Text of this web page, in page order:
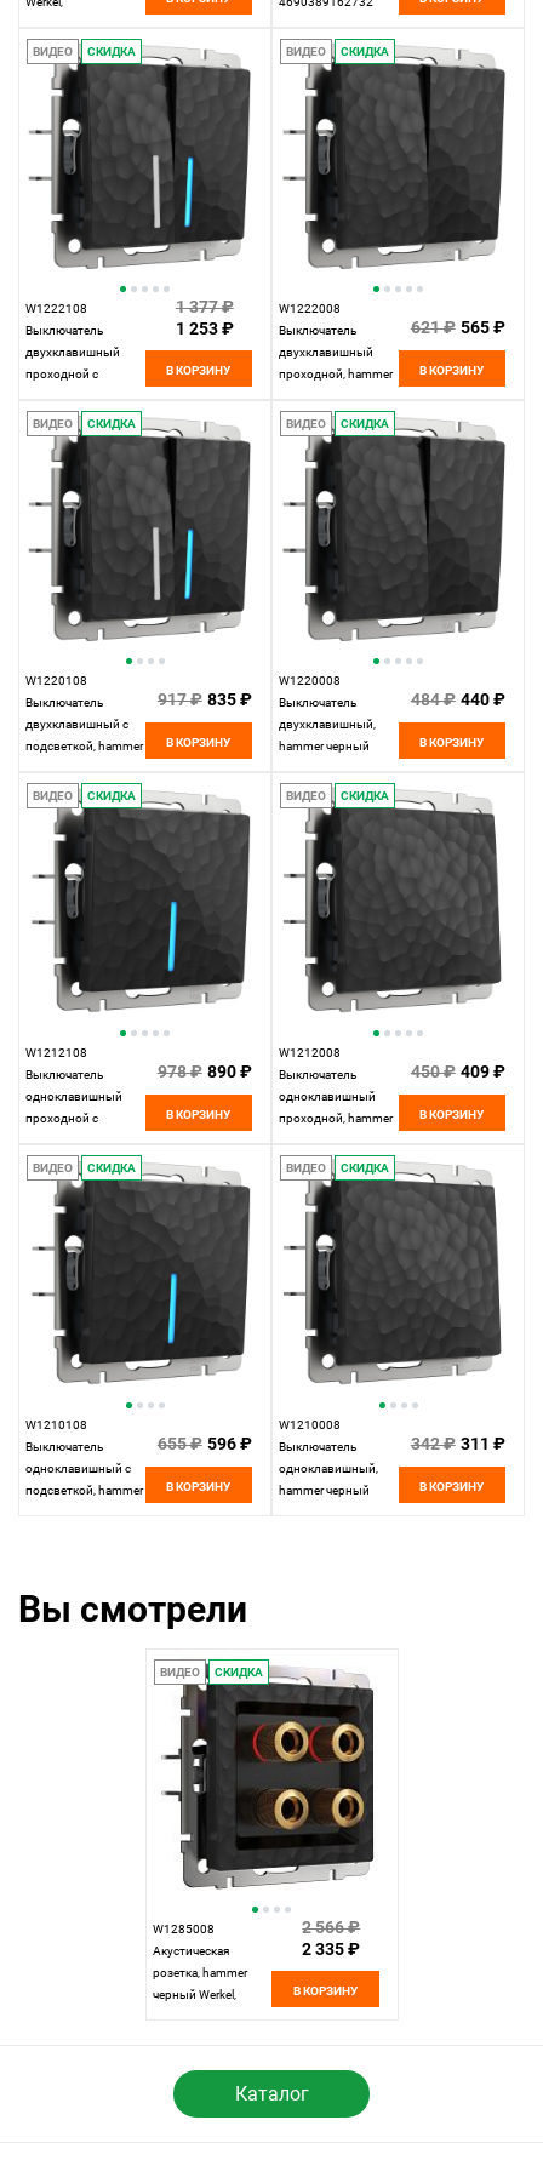
ВИДЕО СКИДКА
W1222108
Выключатель
двухклавишный
проходной с
черный Werkel,
4690389162640
1 377 ₽
1 253 ₽
В КОРЗИНУ
ВИДЕО СКИДКА
W1222008
Выключатель
двухклавишный
проходной, hammer
4690389162473
621 ₽ 565 ₽
В КОРЗИНУ
ВИДЕО СКИДКА
W1220108
Выключатель
двухклавишный с
подсветкой, hammer
4690389162374
917 ₽ 835 ₽
В КОРЗИНУ
ВИДЕО СКИДКА
W1220008
Выключатель
двухклавишный,
hammer черный
4690389162329
484 ₽ 440 ₽
В КОРЗИНУ
ВИДЕО СКИДКА
W1212108
Выключатель
одноклавишный
проходной с
черный Werkel,
4690389162145
978 ₽ 890 ₽
В КОРЗИНУ
ВИДЕО СКИДКА
W1212008
Выключатель
одноклавишный
проходной, hammer
4690389162053
450 ₽ 409 ₽
В КОРЗИНУ
ВИДЕО СКИДКА
W1210108
Выключатель
одноклавишный с
подсветкой, hammer
655 ₽ 596 ₽
В КОРЗИНУ
ВИДЕО СКИДКА
W1210008
Выключатель
одноклавишный,
hammer черный
342 ₽ 311 ₽
В КОРЗИНУ
Вы смотрели
ВИДЕО СКИДКА
W1285008
Акустическая
розетка, hammer
черный Werkel,
2 566 ₽
2 335 ₽
В КОРЗИНУ
Каталог